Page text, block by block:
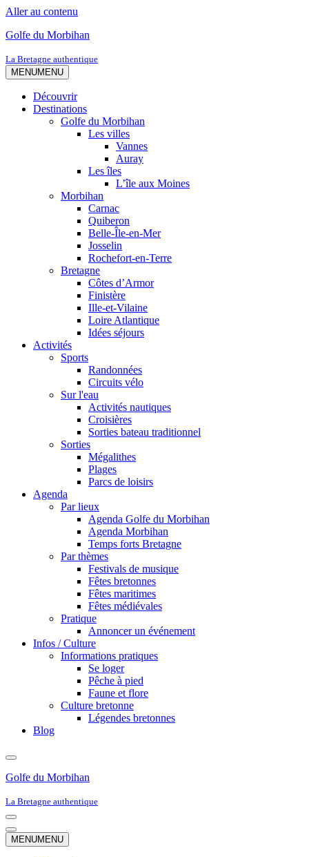
Aller au contenu
Golfe du Morbihan
La Bretagne authentique
MENUMENU
Découvrir
Destinations
Golfe du Morbihan
Les villes
Vannes
Auray
Les îles
L’île aux Moines
Morbihan
Carnac
Quiberon
Belle-Île-en-Mer
Josselin
Rochefort-en-Terre
Bretagne
Côtes d’Armor
Finistère
Ille-et-Vilaine
Loire Atlantique
Idées séjours
Activités
Sports
Randonnées
Circuits vélo
Sur l'eau
Activités nautiques
Croisières
Sorties bateau traditionnel
Sorties
Mégalithes
Plages
Parcs de loisirs
Agenda
Par lieux
Agenda Golfe du Morbihan
Agenda Morbihan
Temps forts Bretagne
Par thèmes
Festivals de musique
Fêtes bretonnes
Fêtes maritimes
Fêtes médiévales
Pratique
Annoncer un événement
Infos / Culture
Informations pratiques
Se loger
Pêche à pied
Faune et flore
Culture bretonne
Légendes bretonnes
Blog
Golfe du Morbihan
La Bretagne authentique
Menu
de
navigation
Menu
de
MENUMENU